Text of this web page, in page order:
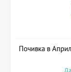
Почивка в